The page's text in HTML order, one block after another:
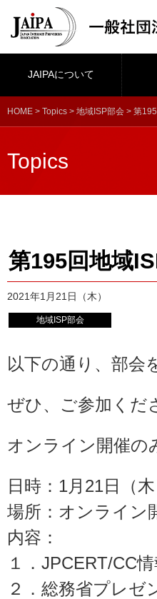
JAIPAについて
HOME > Topics > 地域ISP部会 > 第
Topics
第195回地域
2021年1月21日（木）
地域ISP部会
以下の通り、部会
ぜひ、ご参加くだ
オンライン開催の
日時：1月21日（
場所：オンライン
内容：
１．JPCERT/CC
２．総務省プレゼ